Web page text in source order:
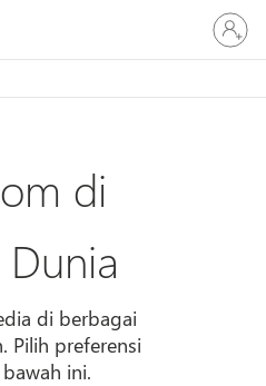
Masuk
ke
akun
di
di berbagai
Pilih preferensi
ini.